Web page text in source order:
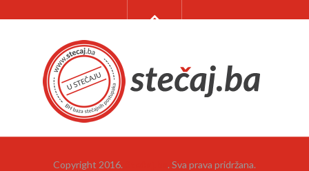
Copyright 2016.
. Sva prava pridržana.